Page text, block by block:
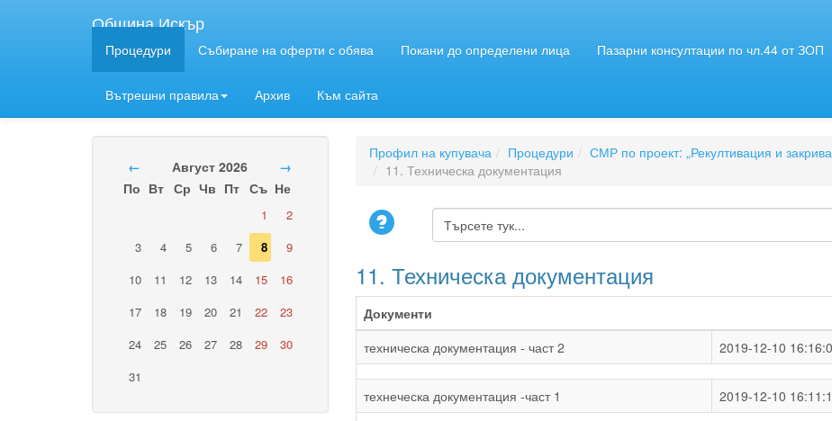
Община Искър
Процедури Събиране на оферти с обява Покани до определени лица Пазарни консултации по чл.44 от ЗОП
Вътрешни правила Архив Към сайта
← Август 2026
→
По Вт Ср Чв Пт Съ Не
1
2
3
4 5 6 7 8
9
10
11 12 13 14 15
16
17
18 19 20 21 22
23
24
25 26 27 28 29
30
31
Профил на купувача Процедури
СМР по проект: „Рекултивация и
11. Техническа документация
11. Техническа документация
Документи
техническа документация - част 2
2019-12-10
технеческа документация -част 1 2019-12-10